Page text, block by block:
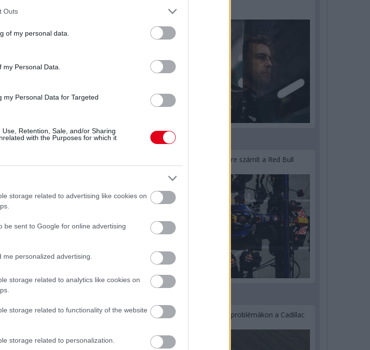
Outs
of my personal data.
Personal Data.
Personal Data for Targeted
Retention, Sale, and/or Sharing
with the Purposes for which it
storage related to advertising like cookies on
be sent to Google for online advertising
personalized advertising.
storage related to analytics like cookies on
storage related to functionality of the website
storage related to personalization.
2 napja
Lassuló fejlesztési ütemre számít a Red Bull
Nem tud úrrá lenni a fékproblémákon a Cadillac